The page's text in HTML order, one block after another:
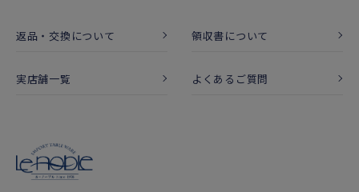
返品・交換について 領収書について
実店舗一覧 よくあるご質問